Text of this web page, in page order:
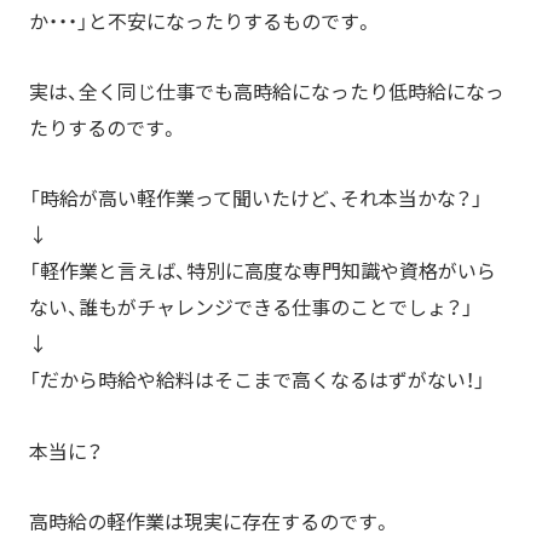
か・・・」と不安になったりするものです。
実は、全く同じ仕事でも高時給になったり低時給になっ
たりするのです。
「時給が高い軽作業って聞いたけど、それ本当かな？」
↓
「軽作業と言えば、特別に高度な専門知識や資格がいら
ない、誰もがチャレンジできる仕事のことでしょ？」
↓
「だから時給や給料はそこまで高くなるはずがない！」
本当に？
高時給の軽作業は現実に存在するのです。